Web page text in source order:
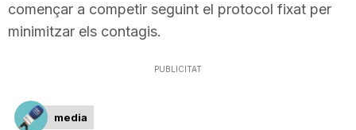
començar a competir seguint el protocol fixat per
minimitzar els contagis.
PUBLICITAT
media